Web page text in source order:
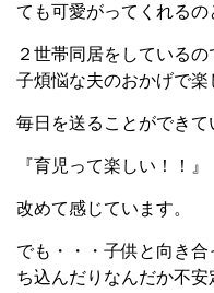
ても可愛がってくれるの
２世帯同居をしている
子煩悩な夫のおかげで楽
毎日を送ることができて
『育児って楽しい！！』
改めて感じています。
でも・・・子供と向き
ち込んだりなんだか不